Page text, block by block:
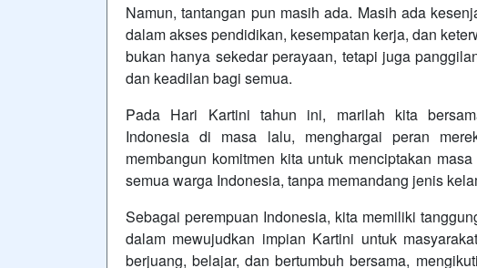
Namun, tantangan pun masih ada. Masih ada
dalam akses pendidikan, kesempatan kerja, dan
bukan hanya sekedar perayaan, tetapi juga
dan keadilan bagi semua.
Pada Hari Kartini tahun ini, marilah kita
Indonesia di masa lalu, menghargai peran
membangun komitmen kita untuk menciptakan
semua warga Indonesia, tanpa memandang jenis
Sebagai perempuan Indonesia, kita memiliki
dalam mewujudkan impian Kartini untuk
berjuang, belajar, dan bertumbuh bersama,